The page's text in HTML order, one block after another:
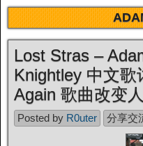
Lost Stras –
Knightley 中文
Again 歌曲改变
Posted by R0uter 分享交